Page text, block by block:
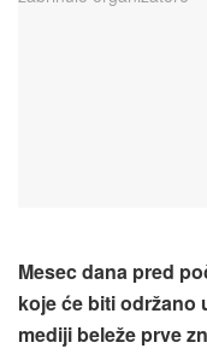
Mesec dana pred
koje će biti održano
mediji beleže prve